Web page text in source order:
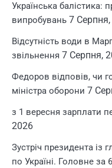
Українська балістика:
випробувань 7
Відсутність води в
звільнення 7 Серпня,
Федоров відповів, чи
міністра оборони 7
з 1 вересня зарплати
2026
Зустріч президента
по Україні. Головне за